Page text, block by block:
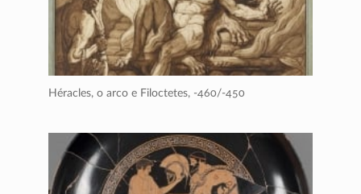
Héracles, o arco e Filoctetes, -460/-450